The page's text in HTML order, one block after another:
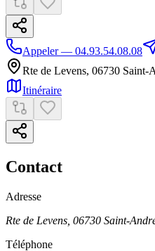
Appeler — 04.93.54.08.08
Rte de Levens, 06730 Saint-
Itinéraire
Contact
Adresse
Rte de Levens, 06730 Saint-
Téléphone